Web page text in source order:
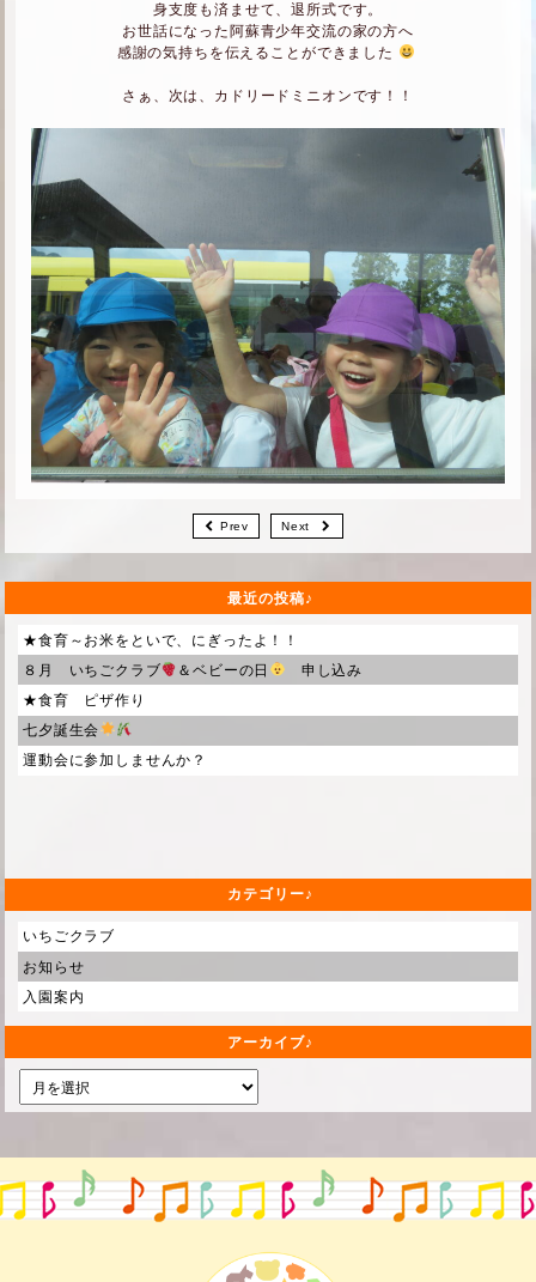
身支度も済ませて、退所式です。
お世話になった阿蘇青少年交流の家の方へ
感謝の気持ちを伝えることができました
さぁ、次は、カドリードミニオンです！！
Prev Next
最近の投稿
★食育～お米をといで、にぎったよ！！
８月 いちごクラブ
＆ベビーの日
申し込み
★食育 ピザ作り
七夕誕生会
運動会に参加しませんか？
カテゴリー
いちごクラブ
お知らせ
入園案内
アーカイブ